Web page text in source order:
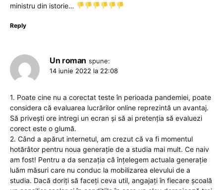
ministru din istorie…
Reply
Un roman spune:
14 iunie 2022 la 22:08
1. Poate cine nu a corectat teste în perioada pandemiei, poate
considera că evaluarea lucrărilor online reprezintă un avantaj.
Să privești ore intregi un ecran și să ai pretenția să evaluezi
corect este o glumă.
2. Când a apărut internetul, am crezut că va fi momentul
hotărâtor pentru noua generație de a studia mai mult. Ce naiv
am fost! Pentru a da senzația că înțelegem actuala generație
luăm măsuri care nu conduc la mobilizarea elevului de a
studia. Dacă doriți să faceți ceva util, angajați în fiecare școală